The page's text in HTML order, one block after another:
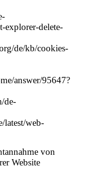
explorer-delete-
de/kb/cookies-
answer/95647?
de-
latest/web-
von
Website